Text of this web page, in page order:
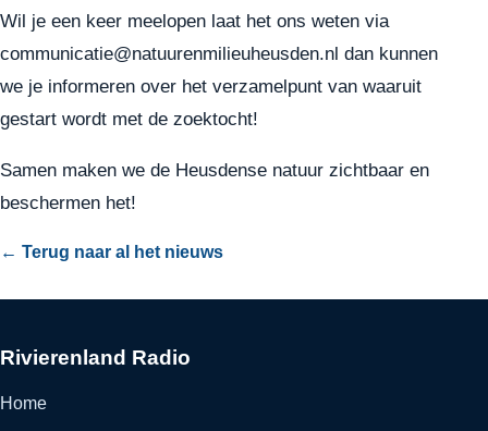
Wil je een keer meelopen laat het ons weten via
communicatie@natuurenmilieuheusden.nl dan kunnen
we je informeren over het verzamelpunt van waaruit
gestart wordt met de zoektocht!
Samen maken we de Heusdense natuur zichtbaar en
beschermen het!
← Terug naar al het nieuws
Rivierenland Radio
Home